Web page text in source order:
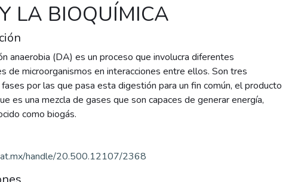
LA BIOQUÍMICA
anaerobia (DA) es un proceso que involucra diferentes
de microorganismos en interacciones entre ellos. Son tres
por las que pasa esta digestión para un fin común, el producto
es una mezcla de gases que son capaces de generar energía,
como biogás.
handle/20.500.12107/2368